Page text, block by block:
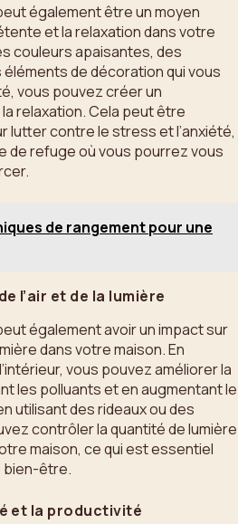
également être un moyen
et la relaxation dans votre
couleurs apaisantes, des
de décoration qui vous
vous pouvez créer un
relaxation. Cela peut être
lutter contre le stress et l’anxiété,
de refuge où vous pourrez vous
de rangement pour une
l’air et de la lumière
également avoir un impact sur
dans votre maison. En
vous pouvez améliorer la
les polluants et en augmentant le
utilisant des rideaux ou des
contrôler la quantité de lumière
maison, ce qui est essentiel
bien-être.
et la productivité